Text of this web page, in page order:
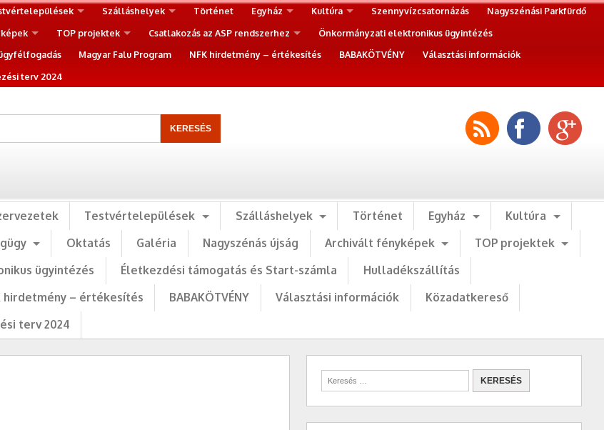
Szálláshelyek Történet Egyház Kultúra Szennyvízcsatornázás
Nagyszénási Parkfürdő
TOP projektek Csatlakozás az ASP rendszerhez
Önkormányzati elektronikus ügyintézés
Magyar Falu Program NFK hirdetmény – értékesítés BABAKÖTVÉNY
Választási információk
terv 2024
Testvértelepülések Szálláshelyek Történet Egyház
Kultúra
Oktatás Galéria Nagyszénás újság Archivált fényképek
TOP projektek
ügyintézés Életkezdési támogatás és Start-számla
Hulladékszállítás
hirdetmény – értékesítés BABAKÖTVÉNY Választási információk
Közadatkereső
terv 2024